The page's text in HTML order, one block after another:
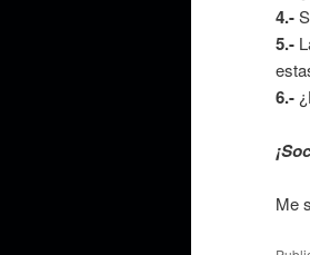
4.-
5.-
6.-
Me